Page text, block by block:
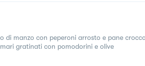
di manzo con peperoni arrosto e pane
gratinati con pomodorini e olive